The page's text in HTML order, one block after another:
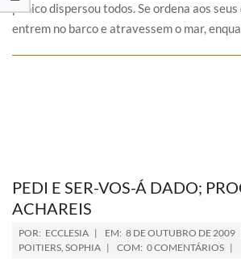
pânico dispersou todos. Se ordena aos
entrem no barco e atravessem o mar,
PEDI E SER-VOS-Á DADO;
ACHAREIS
POR: ECCLESIA EM: 8 DE OUTUBRO DE 2009
POITIERS, SOPHIA COM: 0 COMENTÁRIOS